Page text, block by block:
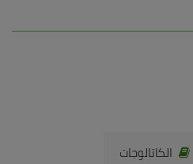
الكاتالوجات